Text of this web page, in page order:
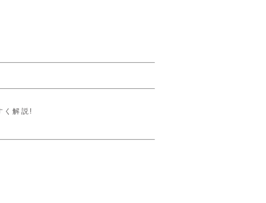
く解説!